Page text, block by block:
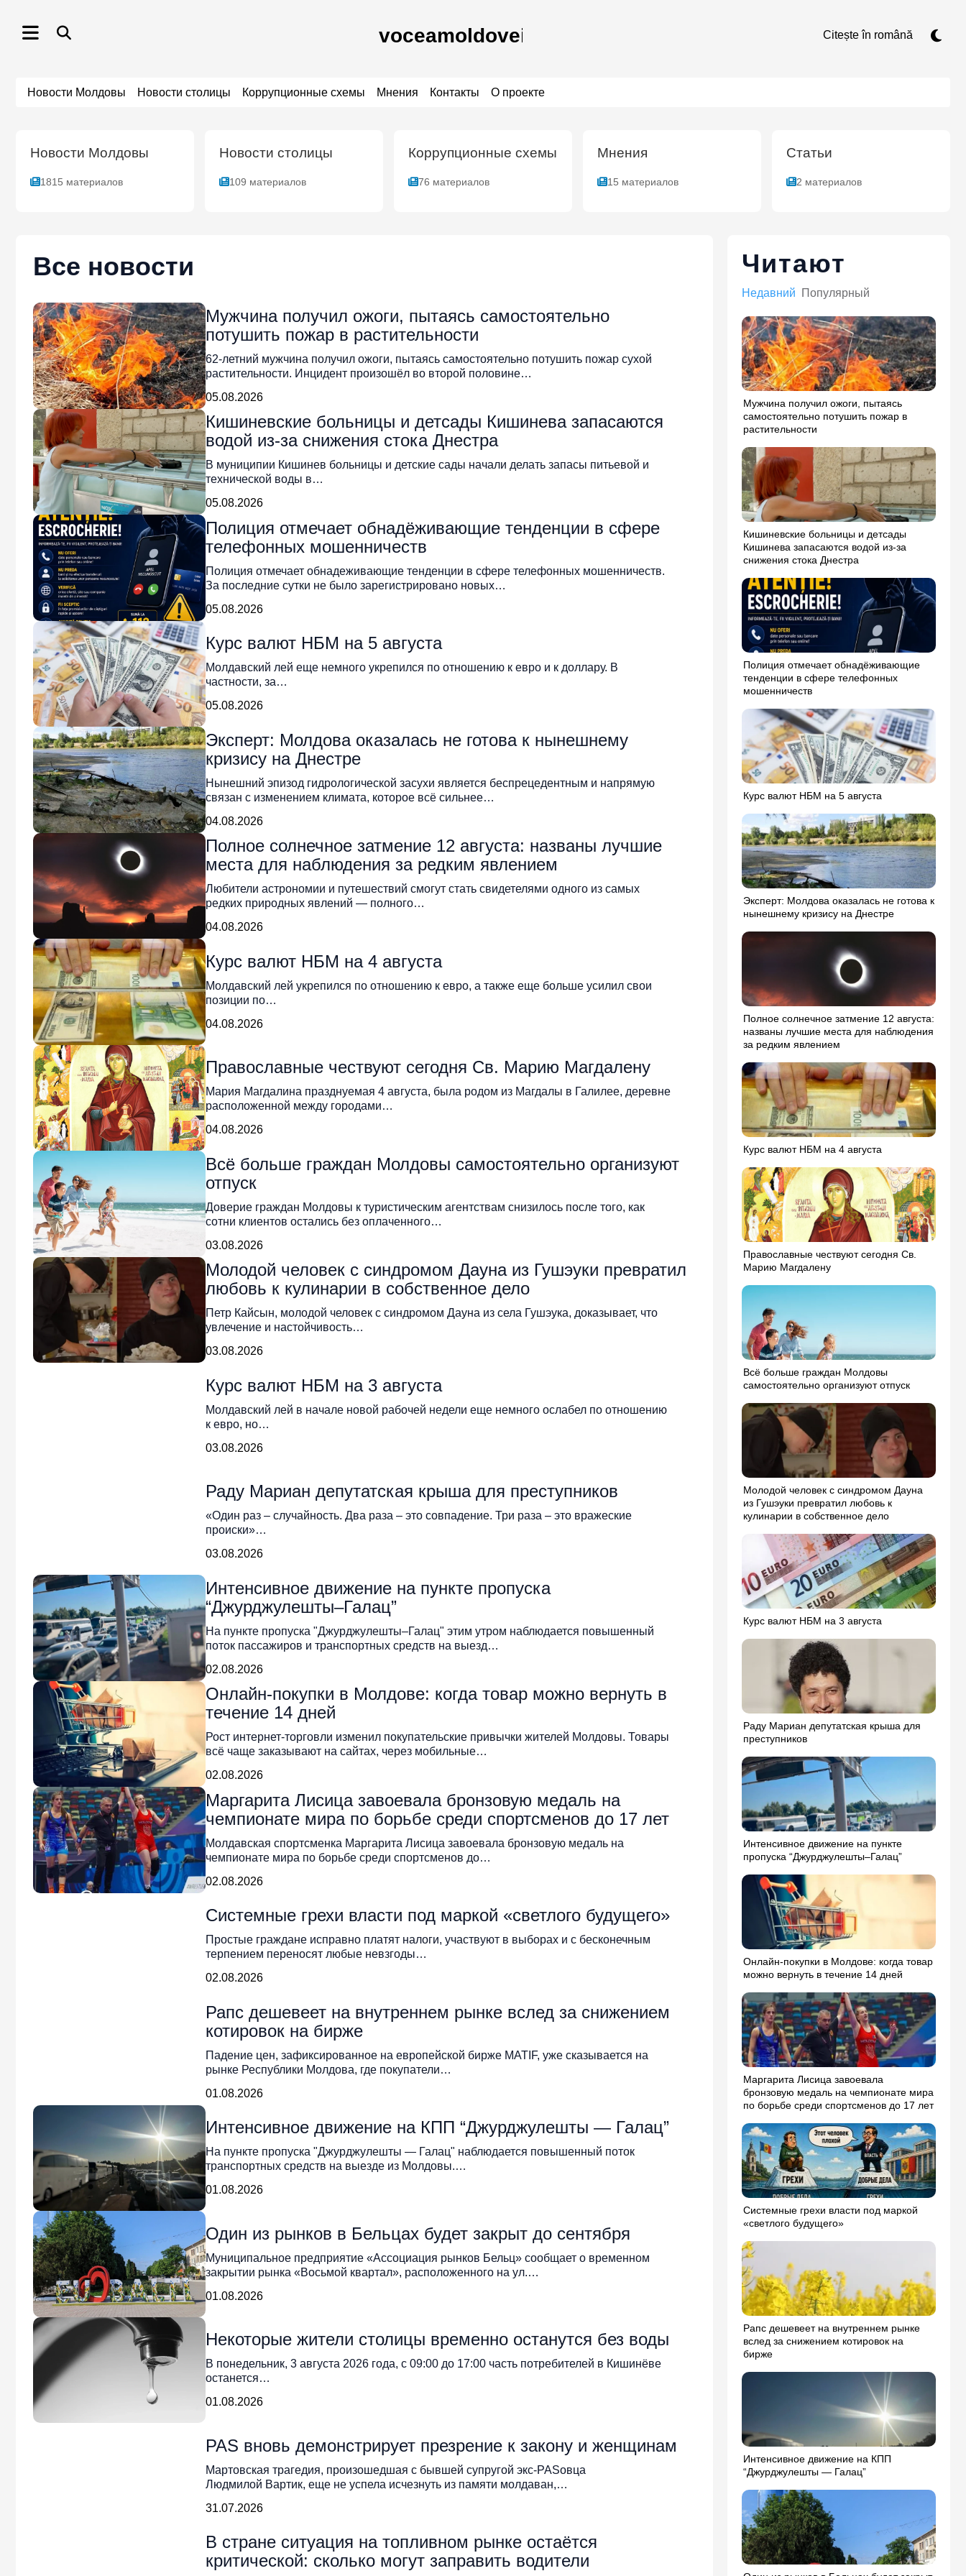
содержимому
Citește în română
Новости Молдовы Новости столицы Коррупционные схемы Мнения Контакты О проекте
Новости Молдовы
1815 материалов
Новости столицы
109 материалов
Коррупционные схемы
76 материалов
Мнения
15 материалов
Статьи
2 материалов
Все новости
Мужчина получил ожоги, пытаясь самостоятельно
потушить пожар в растительности
62-летний мужчина получил ожоги, пытаясь самостоятельно потушить пожар сухой
растительности. Инцидент произошёл во второй половине…
05.08.2026
Кишиневские больницы и детсады Кишинева запасаются
водой из-за снижения стока Днестра
В муниципии Кишинев больницы и детские сады начали делать запасы питьевой и
технической воды в…
05.08.2026
Полиция отмечает обнадёживающие тенденции в сфере
телефонных мошенничеств
Полиция отмечает обнадеживающие тенденции в сфере телефонных мошенничеств.
За последние сутки не было зарегистрировано новых…
05.08.2026
Курс валют НБМ на 5 августа
Молдавский лей еще немного укрепился по отношению к евро и к доллару. В
частности, за…
05.08.2026
Эксперт: Молдова оказалась не готова к нынешнему
кризису на Днестре
Нынешний эпизод гидрологической засухи является беспрецедентным и напрямую
связан с изменением климата, которое всё сильнее…
04.08.2026
Полное солнечное затмение 12 августа: названы лучшие
места для наблюдения за редким явлением
Любители астрономии и путешествий смогут стать свидетелями одного из самых
редких природных явлений — полного…
04.08.2026
Курс валют НБМ на 4 августа
Молдавский лей укрепился по отношению к евро, а также еще больше усилил свои
позиции по…
04.08.2026
Православные чествуют сегодня Св. Марию Магдалену
Мария Магдалина празднуемая 4 августа, была родом из Магдалы в Галилее, деревне
расположенной между городами…
04.08.2026
Всё больше граждан Молдовы самостоятельно организуют
отпуск
Доверие граждан Молдовы к туристическим агентствам снизилось после того, как
сотни клиентов остались без оплаченного…
03.08.2026
Молодой человек с синдромом Дауна из Гушэуки превратил
любовь к кулинарии в собственное дело
Петр Кайсын, молодой человек с синдромом Дауна из села Гушэука, доказывает, что
увлечение и настойчивость…
03.08.2026
Курс валют НБМ на 3 августа
Молдавский лей в начале новой рабочей недели еще немного ослабел по отношению
к евро, но…
03.08.2026
Раду Мариан депутатская крыша для преступников
«Один раз – случайность. Два раза – это совпадение. Три раза – это вражеские
происки»…
03.08.2026
Интенсивное движение на пункте пропуска
“Джурджулешты–Галац”
На пункте пропуска "Джурджулешты–Галац" этим утром наблюдается повышенный
поток пассажиров и транспортных средств на выезд…
02.08.2026
Онлайн-покупки в Молдове: когда товар можно вернуть в
течение 14 дней
Рост интернет-торговли изменил покупательские привычки жителей Молдовы. Товары
всё чаще заказывают на сайтах, через мобильные…
02.08.2026
Маргарита Лисица завоевала бронзовую медаль на
чемпионате мира по борьбе среди спортсменов до 17 лет
Молдавская спортсменка Маргарита Лисица завоевала бронзовую медаль на
чемпионате мира по борьбе среди спортсменов до…
02.08.2026
Системные грехи власти под маркой «светлого будущего»
Простые граждане исправно платят налоги, участвуют в выборах и с бесконечным
терпением переносят любые невзгоды…
02.08.2026
Рапс дешевеет на внутреннем рынке вслед за снижением
котировок на бирже
Падение цен, зафиксированное на европейской бирже MATIF, уже сказывается на
рынке Республики Молдова, где покупатели…
01.08.2026
Интенсивное движение на КПП “Джурджулешты — Галац”
На пункте пропуска "Джурджулешты — Галац" наблюдается повышенный поток
транспортных средств на выезде из Молдовы.…
01.08.2026
Один из рынков в Бельцах будет закрыт до сентября
Муниципальное предприятие «Ассоциация рынков Бельц» сообщает о временном
закрытии рынка «Восьмой квартал», расположенного на ул.…
01.08.2026
Некоторые жители столицы временно останутся без воды
В понедельник, 3 августа 2026 года, с 09:00 до 17:00 часть потребителей в Кишинёве
останется…
01.08.2026
PAS вновь демонстрирует презрение к закону и женщинам
Мартовская трагедия, произошедшая с бывшей супругой экс-PASовца
Людмилой Вартик, еще не успела исчезнуть из памяти молдаван,…
31.07.2026
В стране ситуация на топливном рынке остаётся
критической: сколько могут заправить водители
Читают
Недавний Популярный
Мужчина получил ожоги, пытаясь
самостоятельно потушить пожар в
растительности
Кишиневские больницы и детсады
Кишинева запасаются водой из-за
снижения стока Днестра
Полиция отмечает обнадёживающие
тенденции в сфере телефонных
мошенничеств
Курс валют НБМ на 5 августа
Эксперт: Молдова оказалась не готова к
нынешнему кризису на Днестре
Полное солнечное затмение 12 августа:
названы лучшие места для наблюдения
за редким явлением
Курс валют НБМ на 4 августа
Православные чествуют сегодня Св.
Марию Магдалену
Всё больше граждан Молдовы
самостоятельно организуют отпуск
Молодой человек с синдромом Дауна
из Гушэуки превратил любовь к
кулинарии в собственное дело
Курс валют НБМ на 3 августа
Раду Мариан депутатская крыша для
преступников
Интенсивное движение на пункте
пропуска “Джурджулешты–Галац”
Онлайн-покупки в Молдове: когда товар
можно вернуть в течение 14 дней
Маргарита Лисица завоевала
бронзовую медаль на чемпионате мира
по борьбе среди спортсменов до 17 лет
Системные грехи власти под маркой
«светлого будущего»
Рапс дешевеет на внутреннем рынке
вслед за снижением котировок на
бирже
Интенсивное движение на КПП
“Джурджулешты — Галац”